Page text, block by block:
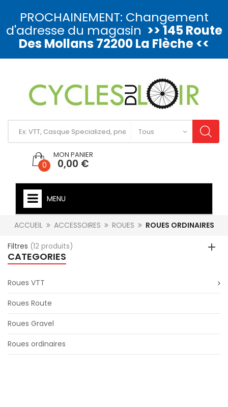
PROCHAINEMENT: Changement
d'adresse du magasin >> 145 Route
Des Mollans 72200 La Flèche <<
0
MON PANIER
0,00 €
MENU
ACCUEIL ACCESSOIRES ROUES ROUES ORDINAIRES
Filtres (12 produits)
CATEGORIES
Roues VTT
Roues Route
Roues Gravel
Roues ordinaires